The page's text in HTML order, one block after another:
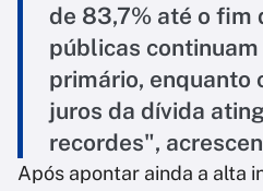
de 83,7% até o fim
públicas
primário, enquanto
juros da dívida
recordes",
Após apontar ainda a alta